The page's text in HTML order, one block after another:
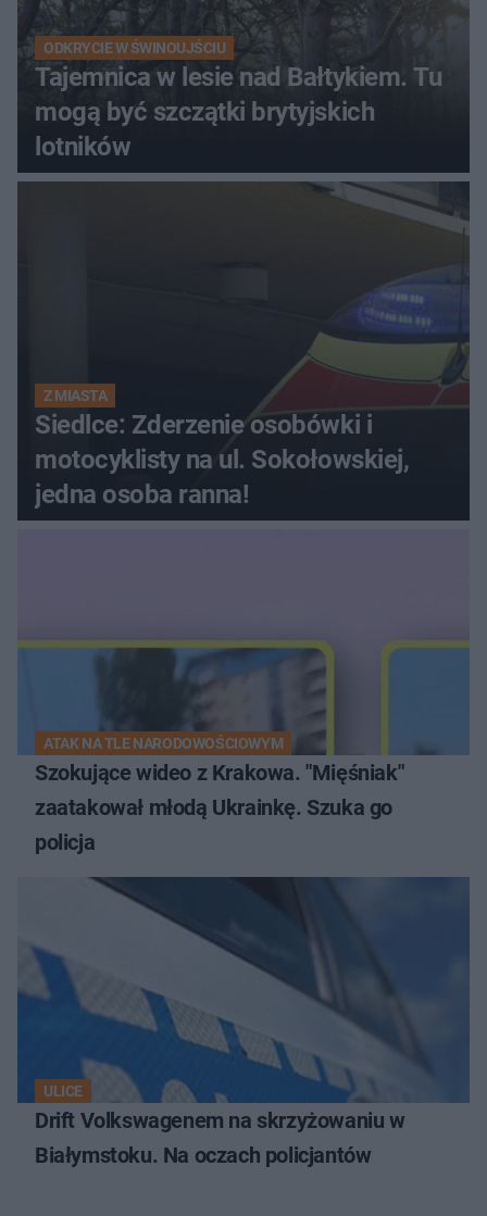
ODKRYCIE W ŚWINOUJŚCIU
Tajemnica w lesie nad Bałtykiem. Tu
mogą być szczątki brytyjskich
lotników
Z MIASTA
Siedlce: Zderzenie osobówki i
motocyklisty na ul. Sokołowskiej,
jedna osoba ranna!
ATAK NA TLE NARODOWOŚCIOWYM
Szokujące wideo z Krakowa. "Mięśniak"
zaatakował młodą Ukrainkę. Szuka go
policja
ULICE
Drift Volkswagenem na skrzyżowaniu w
Białymstoku. Na oczach policjantów